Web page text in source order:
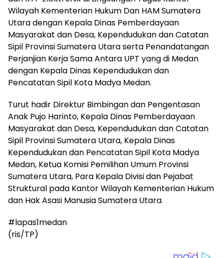
Wilayah Kementerian Hukum Dan HAM Sumatera
Utara dengan Kepala Dinas Pemberdayaan
Masyarakat dan Desa, Kependudukan dan Catatan
Sipil Provinsi Sumatera Utara serta Penandatangan
Perjanjian Kerja Sama Antara UPT yang di Medan
dengan Kepala Dinas Kependudukan dan
Pencatatan Sipil Kota Madya Medan.
Turut hadir Direktur Bimbingan dan Pengentasan
Anak Pujo Harinto, Kepala Dinas Pemberdayaan
Masyarakat dan Desa, Kependudukan dan Catatan
Sipil Provinsi Sumatera Utara, Kepala Dinas
Kependudukan dan Pencatatan Sipil Kota Madya
Medan, Ketua Komisi Pemilihan Umum Provinsi
Sumatera Utara, Para Kepala Divisi dan Pejabat
Struktural pada Kantor Wilayah Kementerian Hukum
dan Hak Asasi Manusia Sumatera Utara.
#lapas1medan
(ris/TP)